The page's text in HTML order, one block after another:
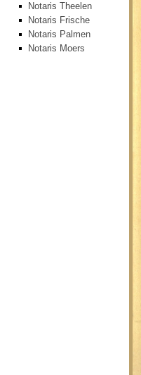
Notaris Theelen
Notaris Frische
Notaris Palmen
Notaris Moers